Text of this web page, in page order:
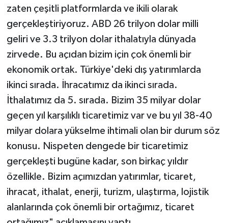
zaten çeşitli platformlarda ve ikili olarak
gerçekleştiriyoruz. ABD 26 trilyon dolar milli
geliri ve 3.3 trilyon dolar ithalatıyla dünyada
zirvede. Bu açıdan bizim için çok önemli bir
ekonomik ortak. Türkiye'deki dış yatırımlarda
ikinci sırada. İhracatımız da ikinci sırada.
İthalatımız da 5. sırada. Bizim 35 milyar dolar
geçen yıl karşılıklı ticaretimiz var ve bu yıl 38-40
milyar dolara yükselme ihtimali olan bir durum söz
konusu. Nispeten dengede bir ticaretimiz
gerçekleşti bugüne kadar, son birkaç yıldır
özellikle. Bizim açımızdan yatırımlar, ticaret,
ihracat, ithalat, enerji, turizm, ulaştırma, lojistik
alanlarında çok önemli bir ortağımız, ticaret